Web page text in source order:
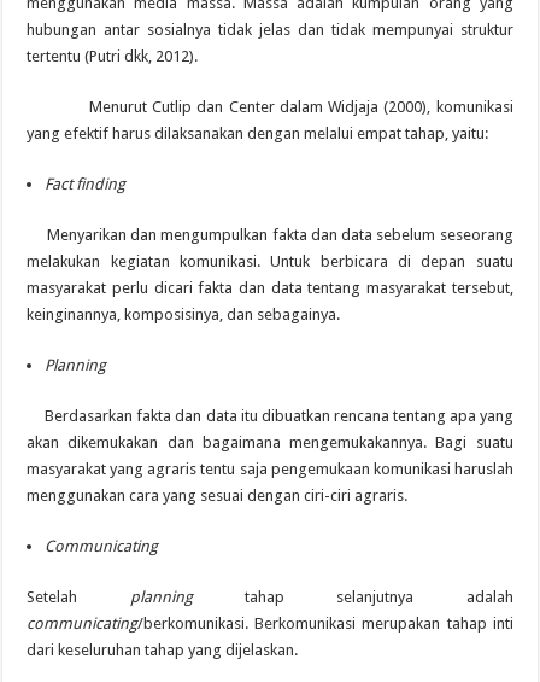
hubungan antar sosialnya tidak jelas dan tidak mempunyai struktur
tertentu (Putri dkk, 2012).
Menurut Cutlip dan Center dalam Widjaja (2000), komunikasi
yang efektif harus dilaksanakan dengan melalui empat tahap, yaitu:
Fact finding
Menyarikan dan mengumpulkan fakta dan data sebelum seseorang
melakukan kegiatan komunikasi. Untuk berbicara di depan suatu
masyarakat perlu dicari fakta dan data tentang masyarakat tersebut,
keinginannya, komposisinya, dan sebagainya.
Planning
Berdasarkan fakta dan data itu dibuatkan rencana tentang apa yang
akan dikemukakan dan bagaimana mengemukakannya. Bagi suatu
masyarakat yang agraris tentu saja pengemukaan komunikasi haruslah
menggunakan cara yang sesuai dengan ciri-ciri agraris.
Communicating
Setelah planningtahap selanjutnya adalah
communicating/berkomunikasi. Berkomunikasi merupakan tahap inti
dari keseluruhan tahap yang dijelaskan.